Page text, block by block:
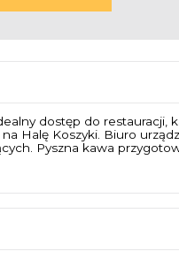
dostęp do restauracji,
Halę Koszyki. Biuro
Pyszna kawa